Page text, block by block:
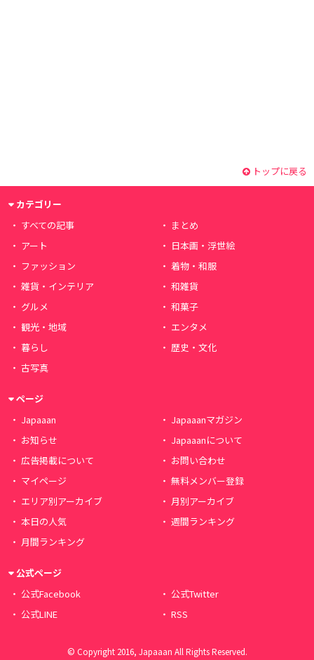
トップに戻る
カテゴリー
すべての記事
まとめ
アート
日本画・浮世絵
ファッション
着物・和服
雑貨・インテリア
和雑貨
グルメ
和菓子
観光・地域
エンタメ
暮らし
歴史・文化
古写真
ページ
Japaaan
Japaaanマガジン
お知らせ
Japaaanについて
広告掲載について
お問い合わせ
マイページ
無料メンバー登録
エリア別アーカイブ
月別アーカイブ
本日の人気
週間ランキング
月間ランキング
公式ページ
公式Facebook
公式Twitter
公式LINE
RSS
© Copyright 2016, Japaaan All Rights Reserved.